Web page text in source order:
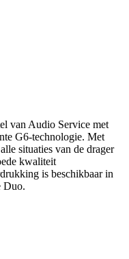
van Audio Service met
G6-technologie. Met
situaties van de drager
kwaliteit
is beschikbaar in
Duo.